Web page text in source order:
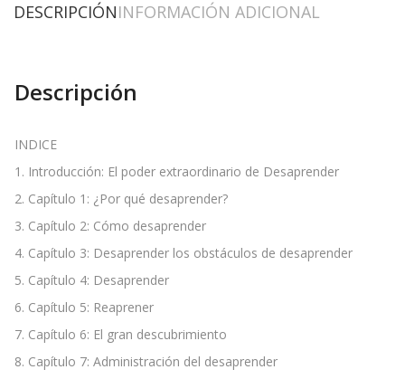
DESCRIPCIÓNINFORMACIÓN ADICIONAL
Descripción
INDICE
1. Introducción: El poder extraordinario de Desaprender
2. Capítulo 1: ¿Por qué desaprender?
3. Capítulo 2: Cómo desaprender
4. Capítulo 3: Desaprender los obstáculos de desaprender
5. Capítulo 4: Desaprender
6. Capítulo 5: Reaprener
7. Capítulo 6: El gran descubrimiento
8. Capítulo 7: Administración del desaprender